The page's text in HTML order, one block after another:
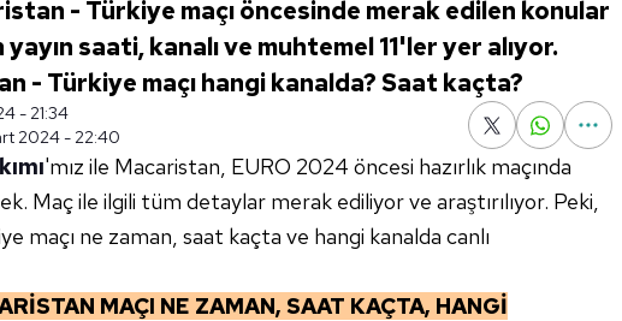
- Türkiye maçı öncesinde merak edilen konular
yayın saati, kanalı ve muhtemel 11'ler yer alıyor.
- Türkiye maçı hangi kanalda? Saat kaçta?
- 21:34
2024 - 22:40
'mız ile Macaristan, EURO 2024 öncesi hazırlık maçında
Maç ile ilgili tüm detaylar merak ediliyor ve araştırılıyor. Peki,
maçı ne zaman, saat kaçta ve hangi kanalda canlı
MAÇI NE ZAMAN, SAAT KAÇTA, HANGİ